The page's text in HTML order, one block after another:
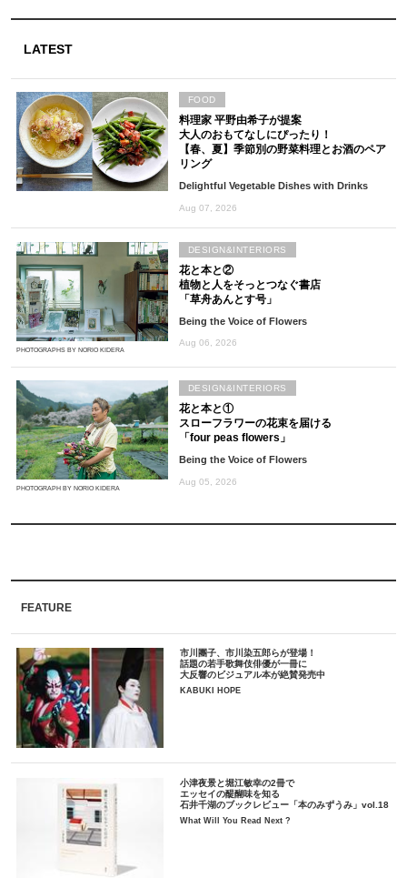
LATEST
料理家 平野由希子が提案
大人のおもてなしにぴったり！
【春、夏】季節別の野菜料理とお酒のペア
リング
Delightful Vegetable Dishes with Drinks
Aug 07, 2026
FOOD
PHOTOGRAPHS BY NORIO KIDERA
花と本と②
植物と人をそっとつなぐ書店
「草舟あんとす号」
Being the Voice of Flowers
Aug 06, 2026
DESIGN&INTERIORS
PHOTOGRAPH BY NORIO KIDERA
花と本と①
スローフラワーの花束を届ける
「four peas flowers」
Being the Voice of Flowers
Aug 05, 2026
DESIGN&INTERIORS
FEATURE
市川團子、市川染五郎らが登場！
話題の若手歌舞伎俳優が一冊に
大反響のビジュアル本が絶賛発売中
KABUKI HOPE
小津夜景と堀江敏幸の2冊で
エッセイの醍醐味を知る
石井千湖のブックレビュー「本のみずうみ」vol.18
What Will You Read Next ?